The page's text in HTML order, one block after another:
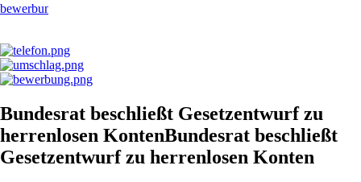
bewerbung@stb-becker-zeiler.de
Bundesrat beschließt Gesetzentwurf zu
herrenlosen KontenBundesrat beschließt
Gesetzentwurf zu herrenlosen Konten